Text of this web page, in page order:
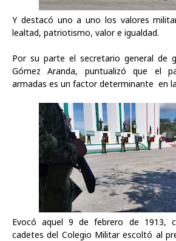
Y destacó uno a uno los valores
lealtad, patriotismo, valor e igualdad.
Por su parte el secretario general de
Gómez Aranda, puntualizó que el
armadas es un factor determinante en
Evocó aquel 9 de febrero de 1913,
cadetes del Colegio Militar escoltó al